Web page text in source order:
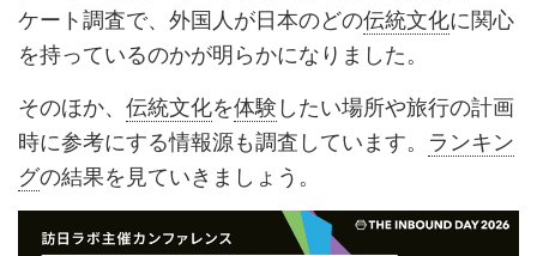
ケート調査で、外国人が日本のどの伝統文化に関心
を持っているのかが明らかになりました。
そのほか、 伝統文化を体験したい場所や旅行の計画
時に参考にする情報源も調査しています。 ランキン
グの結果を見ていきましょう。